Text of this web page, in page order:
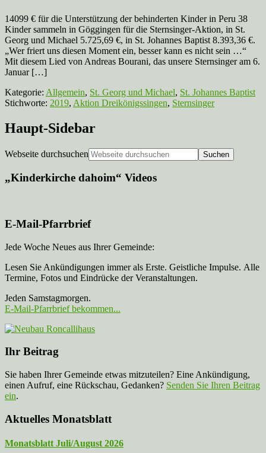
14099 € für die Unterstützung der behinderten Kinder in Peru 38
Kinder sammeln in Göggingen für die Sternsinger-Aktion, in St.
Georg und Michael 5.725,69 €, in St. Johannes Baptist 8.393,36 €.
„Wer friert uns diesen Moment ein, besser kann es nicht sein …“
Mit diesem Lied von Andreas Bourani, das unsere Sternsinger am 6.
Januar […]
Kategorie: Allgemein, St. Georg und Michael, St. Johannes Baptist
Stichworte: 2019, Aktion Dreikönigssingen, Sternsinger
Haupt-Sidebar
Webseite durchsuchen
„Kinderkirche dahoim“ Videos
E-Mail-Pfarrbrief
Jede Woche Neues aus Ihrer Gemeinde:
Lesen Sie Ankündigungen immer als Erste. Geistliche Impulse. Alle
Termine, Fotos und Eindrücke der Veranstaltungen.
Jeden Samstagmorgen.
E-Mail-Pfarrbrief bekommen...
Ihr Beitrag
Sie haben Ihrer Gemeinde etwas mitzuteilen? Eine Ankündigung,
einen Aufruf, eine Rückschau, Gedanken? Senden Sie Ihren Beitrag
ein.
Aktuelles Monatsblatt
Monatsblatt Juli/August 2026